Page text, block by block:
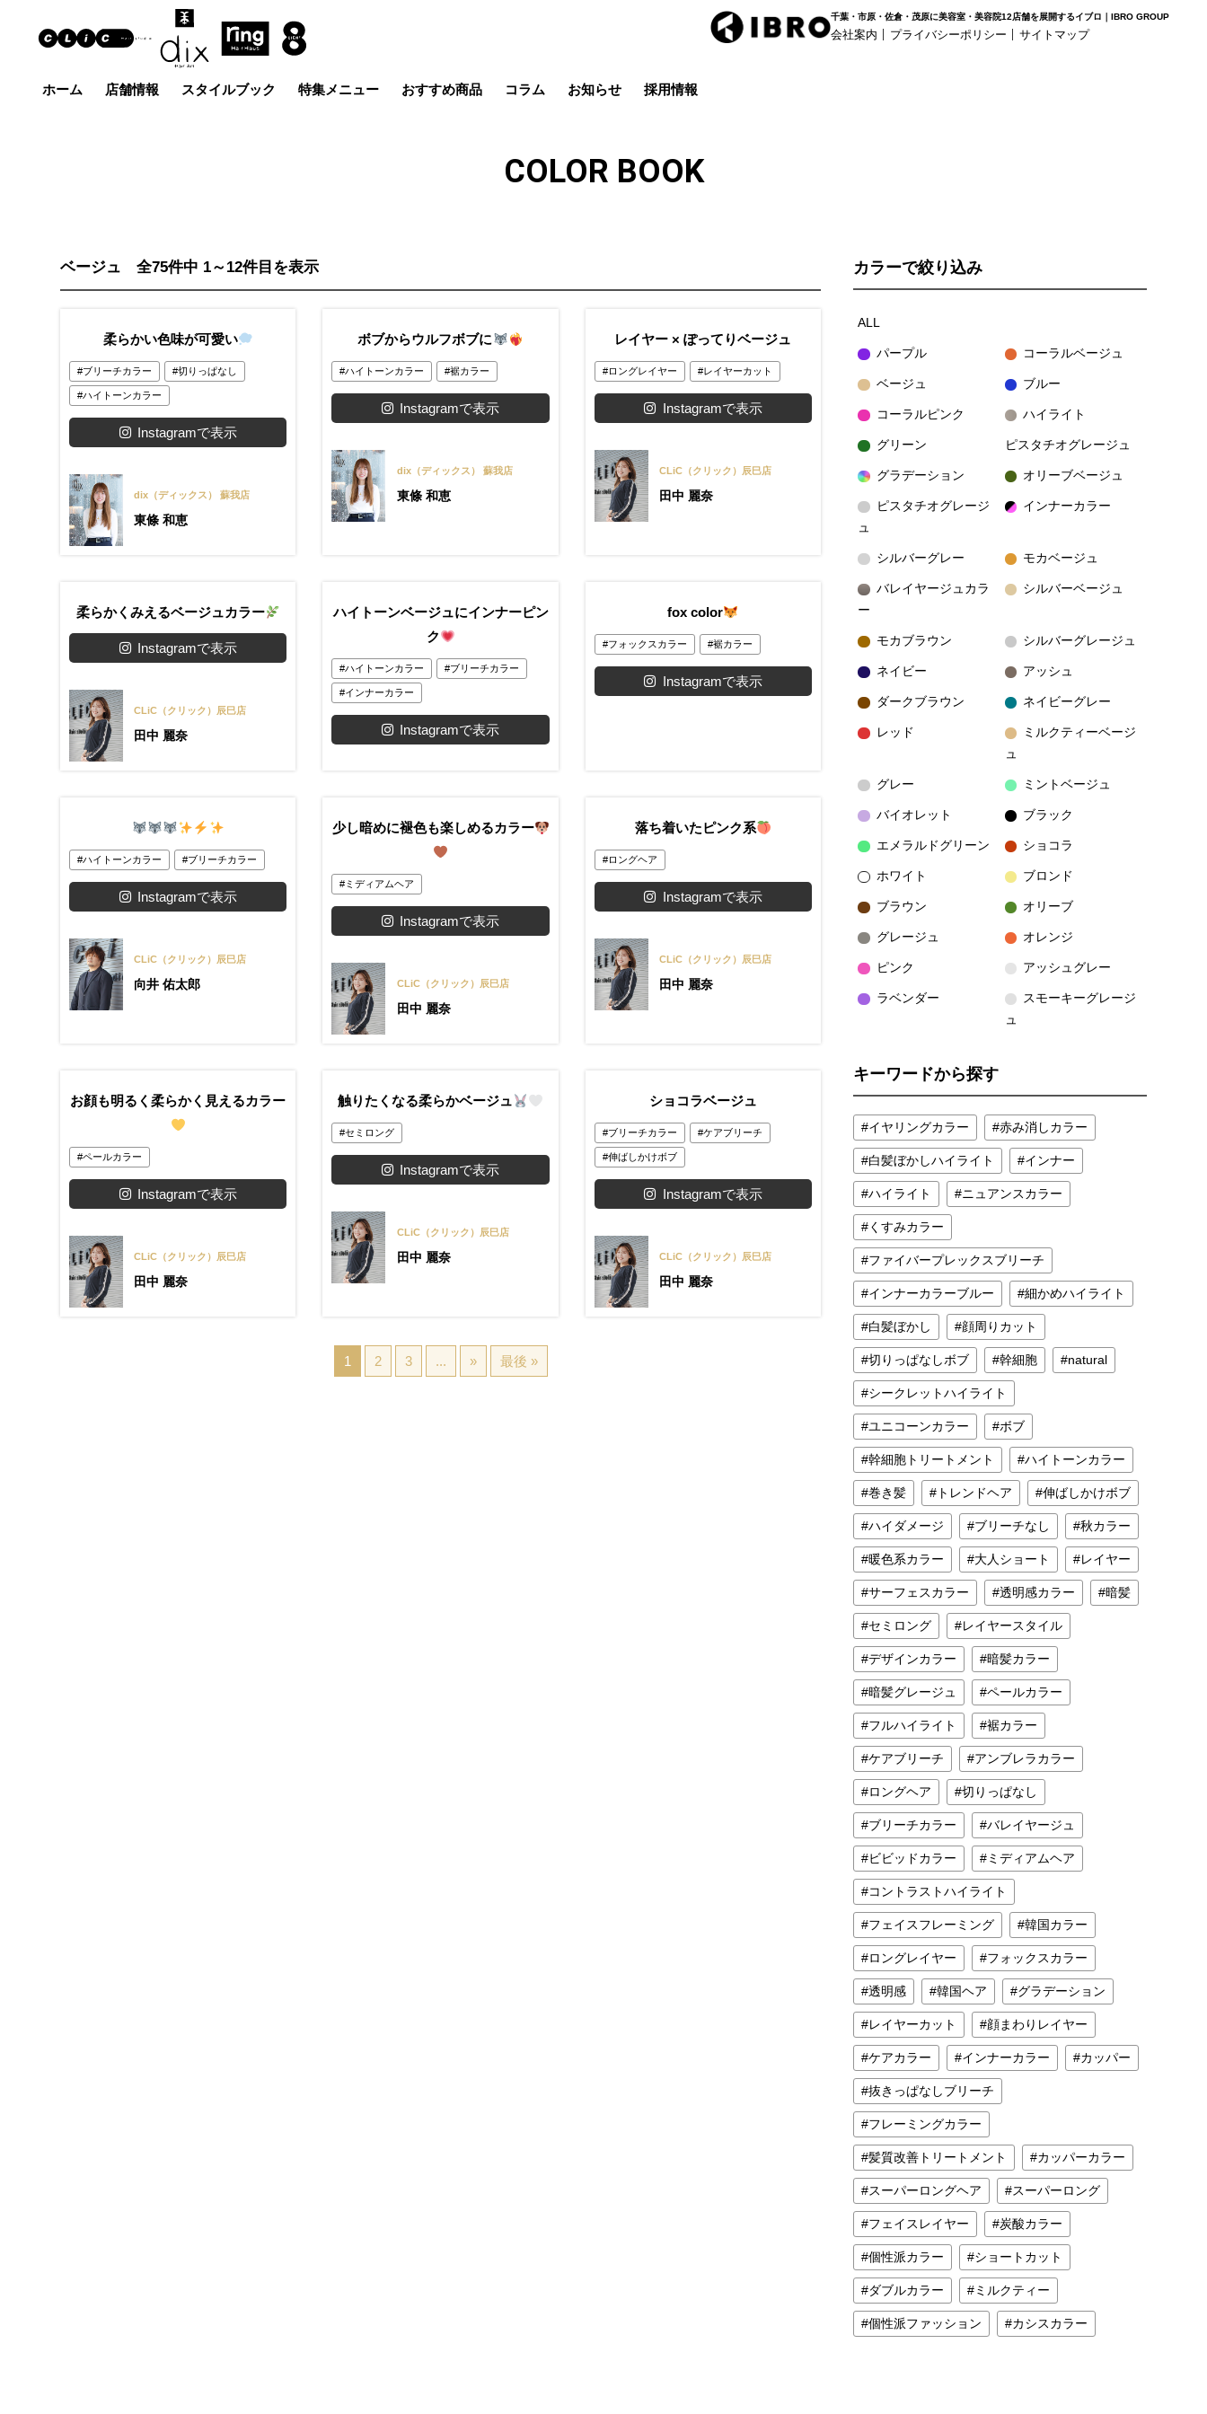
千葉・市原・佐倉・茂原に美容室・美容院12店舗を展開するイブロ｜IBRO GROUP
会社案内 プライバシーポリシー サイトマップ
ホーム 店舗情報 スタイルブック 特集メニュー おすすめ商品 コラム お知らせ 採用情報
COLOR BOOK
ベージュ 全75件中 1～12件目を表示
柔らかい色味が可愛い
ブリーチカラー 切りっぱなし
ハイトーンカラー
Instagramで表示
dix（ディックス） 蘇我店
東條 和恵
ボブからウルフボブに
ハイトーンカラー 裾カラー
Instagramで表示
dix（ディックス） 蘇我店
東條 和恵
レイヤー × ぽってりベージュ
ロングレイヤー レイヤーカット
Instagramで表示
CLiC（クリック）辰巳店
田中 麗奈
柔らかくみえるベージュカラー
Instagramで表示
CLiC（クリック）辰巳店
田中 麗奈
ハイトーンベージュにインナーピン
ク
ハイトーンカラー ブリーチカラー
インナーカラー
Instagramで表示
fox color
フォックスカラー 裾カラー
Instagramで表示
ハイトーンカラー ブリーチカラー
Instagramで表示
CLiC（クリック）辰巳店
向井 佑太郎
少し暗めに褪色も楽しめるカラー
ミディアムヘア
Instagramで表示
CLiC（クリック）辰巳店
田中 麗奈
落ち着いたピンク系
ロングヘア
Instagramで表示
CLiC（クリック）辰巳店
田中 麗奈
お顔も明るく柔らかく見えるカラー
ペールカラー
Instagramで表示
CLiC（クリック）辰巳店
田中 麗奈
触りたくなる柔らかベージュ
セミロング
Instagramで表示
CLiC（クリック）辰巳店
田中 麗奈
ショコラベージュ
ブリーチカラー ケアブリーチ
伸ばしかけボブ
Instagramで表示
CLiC（クリック）辰巳店
田中 麗奈
1 2 3 ... » 最後 »
カラーで絞り込み
ALL
パープル コーラルベージュ
ベージュ ブルー
コーラルピンク ハイライト
グリーン ピスタチオグレージュ
グラデーション オリーブベージュ
ピスタチオグレージ
ュ
インナーカラー
シルバーグレー モカベージュ
バレイヤージュカラ
ー
シルバーベージュ
モカブラウン シルバーグレージュ
ネイビー アッシュ
ダークブラウン ネイビーグレー
レッド
ミルクティーベージ
ュ
グレー ミントベージュ
バイオレット ブラック
エメラルドグリーン ショコラ
ホワイト ブロンド
ブラウン オリーブ
グレージュ オレンジ
ピンク アッシュグレー
ラベンダー
スモーキーグレージ
ュ
キーワードから探す
イヤリングカラー 赤み消しカラー
白髪ぼかしハイライト インナー
ハイライト ニュアンスカラー
くすみカラー
ファイバープレックスブリーチ
インナーカラーブルー 細かめハイライト
白髪ぼかし 顔周りカット
切りっぱなしボブ 幹細胞 natural
シークレットハイライト
ユニコーンカラー ボブ
幹細胞トリートメント ハイトーンカラー
巻き髪 トレンドヘア 伸ばしかけボブ
ハイダメージ ブリーチなし 秋カラー
暖色系カラー 大人ショート レイヤー
サーフェスカラー 透明感カラー 暗髪
セミロング レイヤースタイル
デザインカラー 暗髪カラー
暗髪グレージュ ペールカラー
フルハイライト 裾カラー
ケアブリーチ アンブレラカラー
ロングヘア 切りっぱなし
ブリーチカラー バレイヤージュ
ビビッドカラー ミディアムヘア
コントラストハイライト
フェイスフレーミング 韓国カラー
ロングレイヤー フォックスカラー
透明感 韓国ヘア グラデーション
レイヤーカット 顔まわりレイヤー
ケアカラー インナーカラー カッパー
抜きっぱなしブリーチ
フレーミングカラー
髪質改善トリートメント カッパーカラー
スーパーロングヘア スーパーロング
フェイスレイヤー 炭酸カラー
個性派カラー ショートカット
ダブルカラー ミルクティー
個性派ファッション カシスカラー